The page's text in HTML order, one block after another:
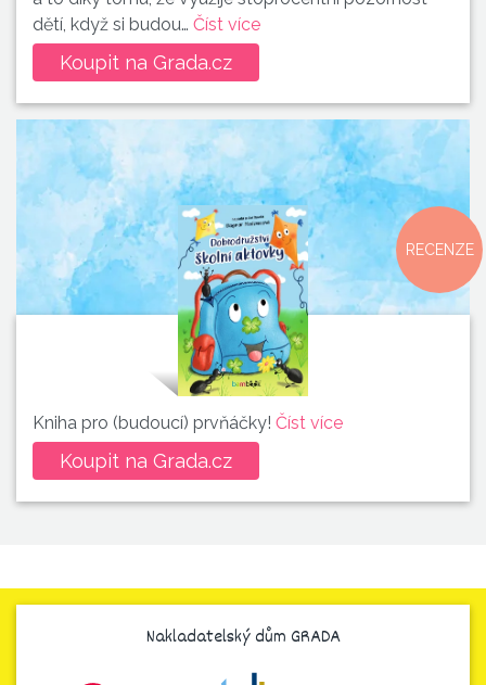
dětí, když si budou… Číst více
Koupit na Grada.cz
Kniha pro (budoucí) prvňáčky! Číst více
Koupit na Grada.cz
RECENZE
Nakladatelský dům GRADA